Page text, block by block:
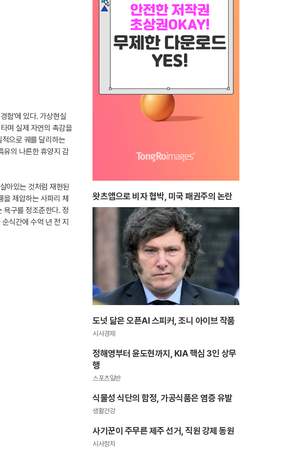
험'에 있다. 가상현실
며 실제 자연의 촉감을
으로 궤를 달리하는
유의 나른한 휴양지 감
아있는 것처럼 재현된
제압하는 사파리 체
욕구를 정조준한다. 정
식간에 수억 년 전 지
왓츠앱으로 비자 협박, 미국 패권주의 논란
도넛 닮은 오픈AI 스피커, 조니 아이브 작품
시사경제
정해영부터 윤도현까지, KIA 핵심 3인 상무
행
스포츠일반
식물성 식단의 함정, 가공식품은 염증 유발
생활건강
사기꾼이 주무른 제주 선거, 직원 강제 동원
시사정치